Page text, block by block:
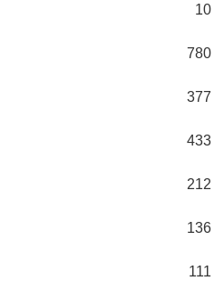
10
780
377
433
212
136
111